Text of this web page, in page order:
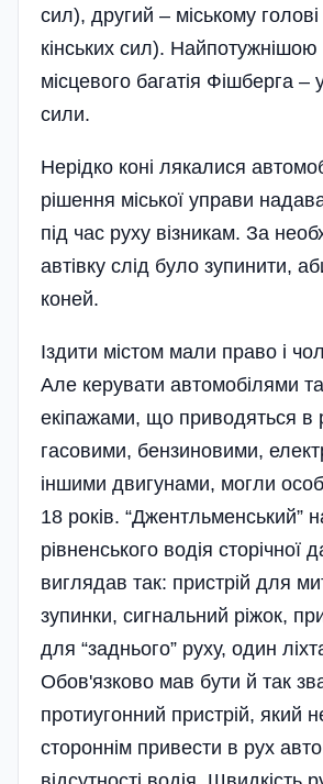
сил), другий – міському
кінських сил). Найпотужнішою
місцевого багатія Фішберга –
сили.
Нерідко коні лякалися
рішення міської управи
під час руху візникам. За
автівку слід було зупинити,
коней.
Іздити містом мали право і
Але керувати автомобілями
екіпажами, що приводяться в
гасовими, бензиновими,
іншими двигунами, могли
18 років. “Джентльменський”
рівненського водія сторічної
виглядав так: пристрій для
зупинки, сигнальний ріжок,
для “заднього” руху, один
Обов'язково мав бути й так
протиугонний пристрій, який
стороннім привести в рух